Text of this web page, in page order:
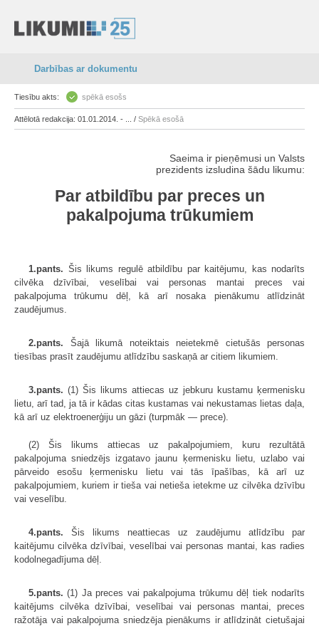
Darbības ar dokumentu
Tiesību akts: spēkā esošs
Attēlotā redakcija: 01.01.2014. - ... / Spēkā esošā
Saeima ir pieņēmusi un Valsts
prezidents izsludina šādu likumu:
Par atbildību par preces un
pakalpojuma trūkumiem
1.pants. Šis likums regulē atbildību par kaitējumu, kas nodarīts
cilvēka dzīvībai, veselībai vai personas mantai preces vai
pakalpojuma trūkumu dēļ, kā arī nosaka pienākumu atlīdzināt
zaudējumus.
2.pants. Šajā likumā noteiktais neietekmē cietušās personas
tiesības prasīt zaudējumu atlīdzību saskaņā ar citiem likumiem.
3.pants. (1) Šis likums attiecas uz jebkuru kustamu ķermenisku
lietu, arī tad, ja tā ir kādas citas kustamas vai nekustamas lietas daļa,
kā arī uz elektroenerģiju un gāzi (turpmāk — prece).
(2) Šis likums attiecas uz pakalpojumiem, kuru rezultātā
pakalpojuma sniedzējs izgatavo jaunu ķermenisku lietu, uzlabo vai
pārveido esošu ķermenisku lietu vai tās īpašības, kā arī uz
pakalpojumiem, kuriem ir tieša vai netieša ietekme uz cilvēka dzīvību
vai veselību.
4.pants. Šis likums neattiecas uz zaudējumu atlīdzību par
kaitējumu cilvēka dzīvībai, veselībai vai personas mantai, kas radies
kodolnegadījuma dēļ.
5.pants. (1) Ja preces vai pakalpojuma trūkumu dēļ tiek nodarīts
kaitējums cilvēka dzīvībai, veselībai vai personas mantai, preces
ražotāja vai pakalpojuma sniedzēja pienākums ir atlīdzināt cietušajai